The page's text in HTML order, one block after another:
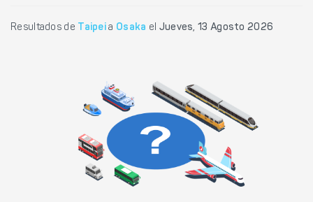
Resultados de Taipei a Osaka el Jueves, 13 Agosto 2026